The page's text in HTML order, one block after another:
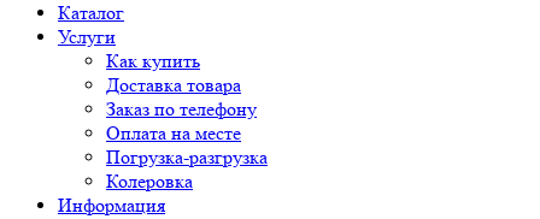
Каталог
Услуги
Как купить
Доставка товара
Заказ по телефону
Оплата на месте
Погрузка-разгрузка
Колеровка
Информация